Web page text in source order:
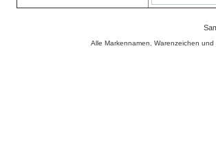
Alle Markennamen, Warenzeichen